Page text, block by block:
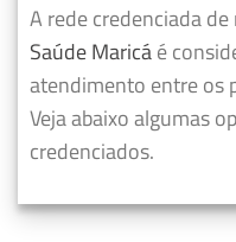
A rede credenciada
Saúde Maricáé
atendimento entre os
Veja abaixo algumas
credenciados.